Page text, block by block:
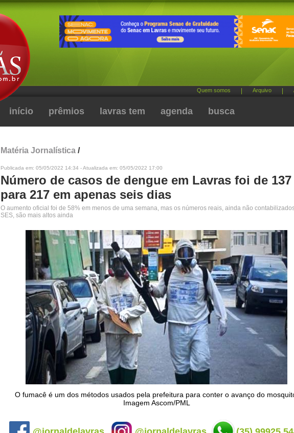
Quem somos Arquivo
início prêmios lavras tem agenda busca
Matéria Jornalística /
Publicada em: 05/05/2022 14:34 - Atualizada em: 05/05/2022 17:00
Número de casos de dengue em Lavras foi de 137
para 217 em apenas seis dias
O aumento oficial foi de 58% em menos de uma semana, mas os números reais, ainda não
SES, são mais altos ainda
O fumacê é um dos métodos usados pela prefeitura para conter o avanço do
Imagem Ascom/PML